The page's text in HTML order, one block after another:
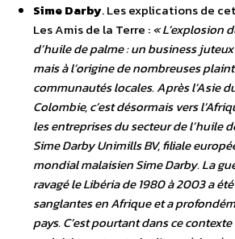
Sime Darby. Les explications de
Les Amis de la Terre :« L’explosion
d’huile de palme : un business
mais à l’origine de nombreuses
communautés locales. Après l’Asie
Colombie, c’est désormais vers
les entreprises du secteur de l’huile
Sime Darby Unimills BV, filiale
mondial malaisien Sime Darby. La
ravagé le Libéria de 1980 à 2003 a
sanglantes en Afrique et a
pays. C’est pourtant dans ce